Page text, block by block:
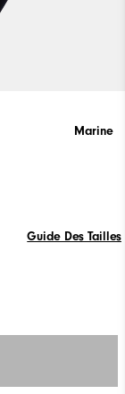
Marine
Guide Des Tailles